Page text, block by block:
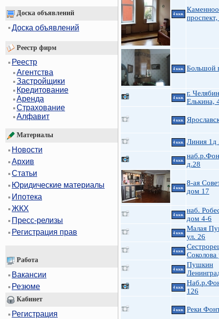
Доска объявлений
Доска объявлений
Реестр фирм
Реестр
Агентства
Застройщики
Кредитование
Аренда
Страхование
Алфавит
Материалы
Новости
Архив
Статьи
Юридические материалы
Ипотека
ЖКХ
Пресс-релизы
Регистрация прав
Работа
Вакансии
Резюме
Кабинет
Регистрация
4 ккв.
4 ккв. Большой
4 ккв.
г.
Елькина,
4 ккв.
4 ккв. Линия 1д
4 ккв.
д.28
4 ккв.
8-ая
дом 17
4 ккв.
наб.
дом 4-6
4 ккв.
Малая
ул. 26
4 ккв.
Соколова
4 ккв.
Пушкин
4 ккв.
126
4 ккв. Реки